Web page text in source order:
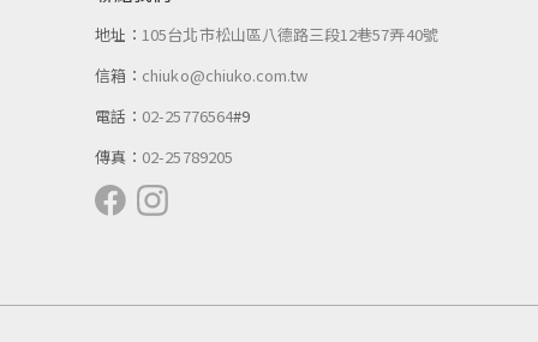
地址：105台北市松山區八德路三段12巷57弄40號
信箱： chiuko@chiuko.com.tw
電話： 02-25776564#9
傳真： 02-25789205